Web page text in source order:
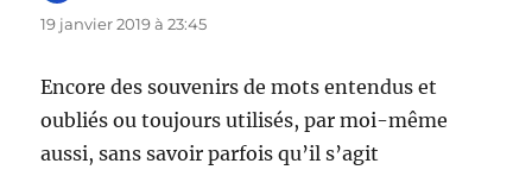
19 janvier 2019 à 23:45
Encore des souvenirs de mots entendus et
oubliés ou toujours utilisés, par moi-même
aussi, sans savoir parfois qu’il s’agit